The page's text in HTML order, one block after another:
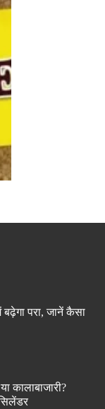
परा, जानें कैसा